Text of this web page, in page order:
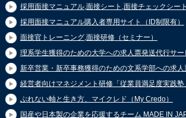
採用面接マニュアル,面接シート,面接チェックシー
採用面接マニュアル購入者専用サイト（ID制限有）
面接官トレーニング,面接研修（セミナー）
理系学生獲得のための大学への求人票発送代行サー
新卒営業・新卒事務獲得のための文系学部への求
経営者向けマネジメント研修「従業員満足度実践塾
ぶれない軸と生き方、マイクレド（My Credo）
国産や日本製の企業を応援するチーム MADE IN